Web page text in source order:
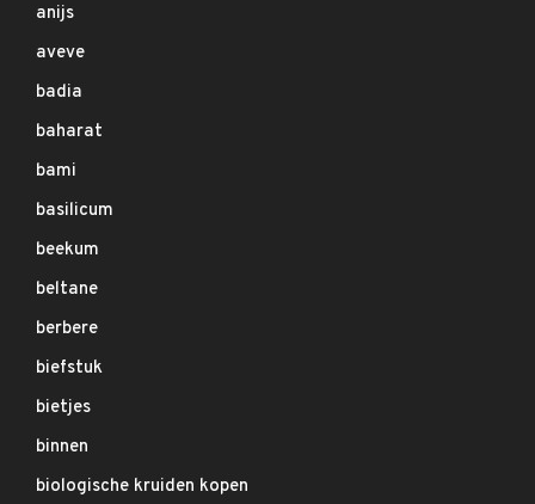
anijs
aveve
badia
baharat
bami
basilicum
beekum
beltane
berbere
biefstuk
bietjes
binnen
biologische kruiden kopen